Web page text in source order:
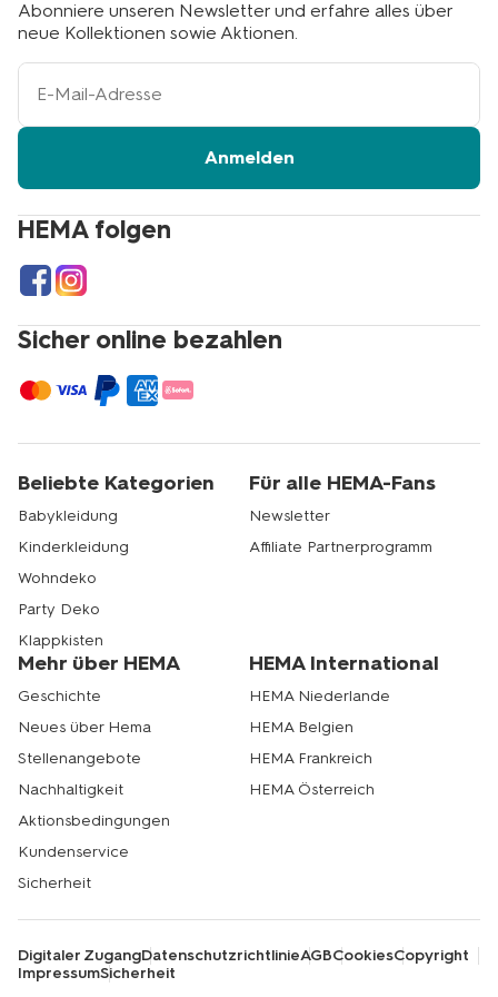
HEMA folgen
Sicher online bezahlen
Abonniere unseren Newsletter und erfahre alles über
neue Kollektionen sowie Aktionen.
Ihre
Adresse
Anmelden
Beliebte Kategorien
Babykleidung
Kinderkleidung
Wohndeko
Party Deko
Klappkisten
Für alle HEMA-Fans
Newsletter
Affiliate Partnerprogramm
Mehr über HEMA
Geschichte
Neues über Hema
Stellenangebote
Nachhaltigkeit
Aktionsbedingungen
Kundenservice
Sicherheit
HEMA International
HEMA Niederlande
HEMA Belgien
HEMA Frankreich
HEMA Österreich
Digitaler ZugangDatenschutzrichtlinieAGBCookiesCopyright
ImpressumSicherheit